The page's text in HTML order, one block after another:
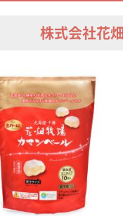
株式会社花